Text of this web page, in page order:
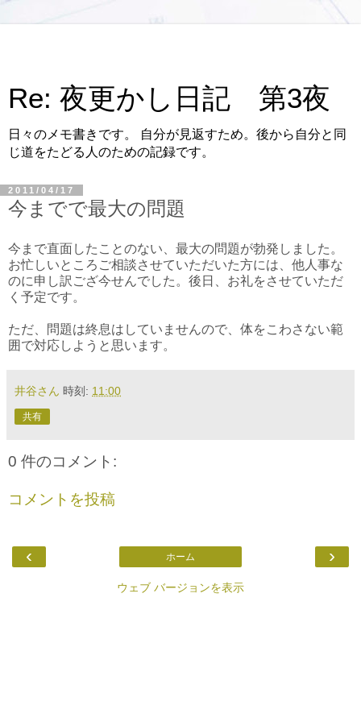
Re: 夜更かし日記 第3夜
日々のメモ書きです。 自分が見返すため。後から自分と同
じ道をたどる人のための記録です。
2011/04/17
今までで最大の問題
今まで直面したことのない、最大の問題が勃発しました。
お忙しいところご相談させていただいた方には、他人事な
のに申し訳ござ今せんでした。後日、お礼をさせていただ
く予定です。
ただ、問題は終息はしていませんので、体をこわさない範
囲で対応しようと思います。
井谷さん 時刻: 11:00
共有
0 件のコメント:
コメントを投稿
‹ ›
ホーム
ウェブ バージョンを表示